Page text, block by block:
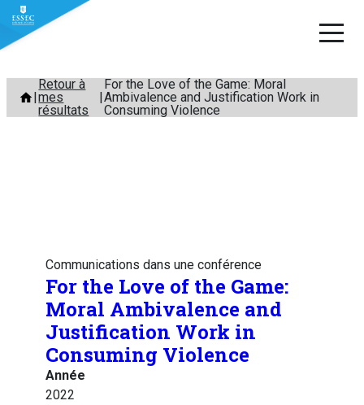
Aller
contenu
Retour à
mes
résultats
For the Love of the Game: Moral
Ambivalence and Justification Work in
Consuming Violence
Communications dans une conférence
For the Love of the Game:
Moral Ambivalence and
Justification Work in
Consuming Violence
Année
2022